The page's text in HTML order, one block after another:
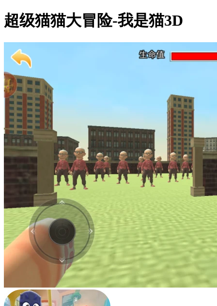
超级猫猫大冒险-我是猫3D